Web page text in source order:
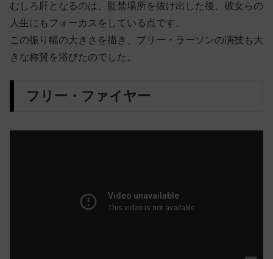
むしろ肝となるのは、監禁場所を抜け出した後、彼女らの
人生にもフォーカスをしている点です。
この振り幅の大きさを描き、ブリー・ラーソンの演技も大
きな称賛を浴びたのでした。
フリー・ファイヤー